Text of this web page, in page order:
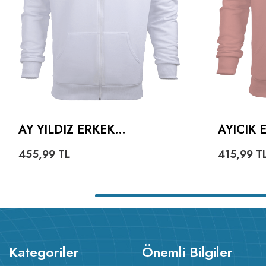
AY YILDIZ ERKEK
455,99 TL
AYICIK
415,99
Kategoriler Önemli Bilgiler